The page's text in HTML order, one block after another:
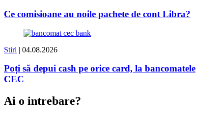
Ce comisioane au noile pachete de cont Libra?
Stiri | 04.08.2026
Poți să depui cash pe orice card, la bancomatele
CEC
Ai o intrebare?